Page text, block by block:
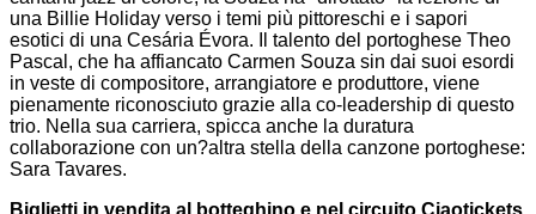
una Billie Holiday verso i temi più pittoreschi e i sapori
esotici di una Cesária Évora. Il talento del portoghese Theo
Pascal, che ha affiancato Carmen Souza sin dai suoi esordi
in veste di compositore, arrangiatore e produttore, viene
pienamente riconosciuto grazie alla co-leadership di questo
trio. Nella sua carriera, spicca anche la duratura
collaborazione con un?altra stella della canzone portoghese:
Sara Tavares.
Biglietti in vendita al botteghino e nel circuito Ciaotickets